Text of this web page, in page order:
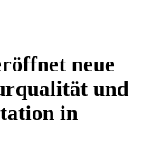
neue
und
in